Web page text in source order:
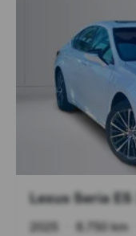
Lexus Seria
2025 8.750 km